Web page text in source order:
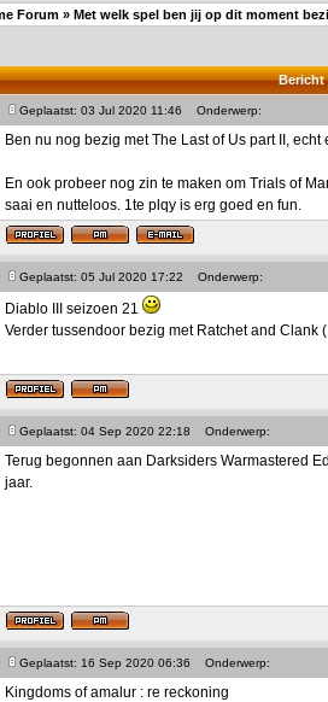
Forum » Met welk spel ben jij op dit moment
Bericht
Geplaatst: 03 Jul 2020 11:46 Onderwerp:
Ben nu nog bezig met The Last of Us part II,
En ook probeer nog zin te maken om Trials of
saai en nutteloos. 1te plqy is erg goed en fun.
Geplaatst: 05 Jul 2020 17:22 Onderwerp:
Diablo III seizoen 21
Verder tussendoor bezig met Ratchet and Clank
Geplaatst: 04 Sep 2020 22:18
Onderwerp:
Terug begonnen aan Darksiders Warmastered
jaar.
Geplaatst: 16 Sep 2020 06:36 Onderwerp:
Kingdoms of amalur : re reckoning